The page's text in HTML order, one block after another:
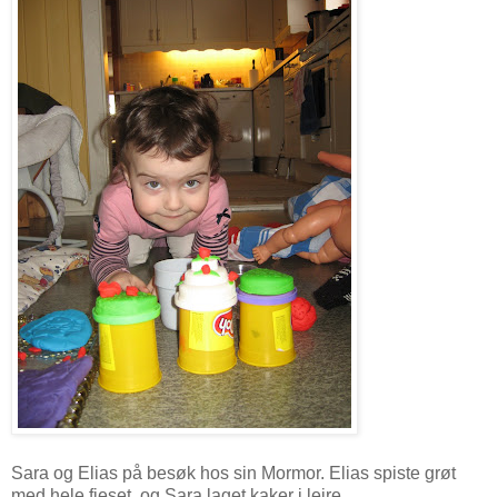
Sara og Elias på besøk hos sin Mormor. Elias spiste grøt